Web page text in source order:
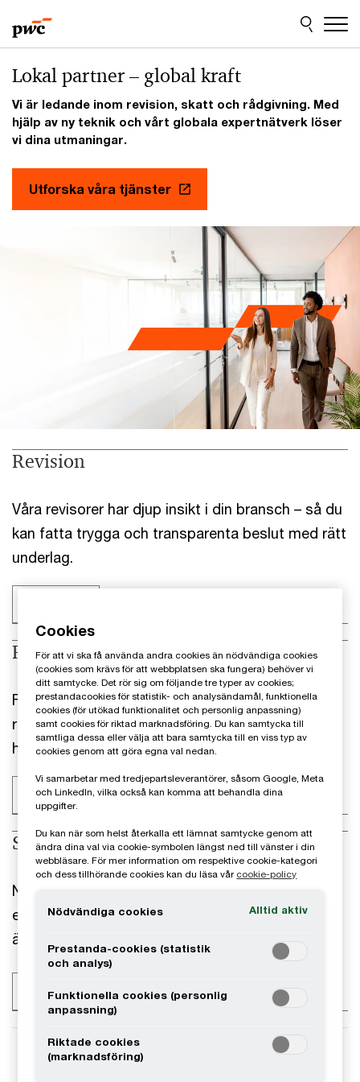
to
content
to
footer
Lokal partner – global kraft
Vi är ledande inom revision, skatt och rådgivning. Med
hjälp av ny teknik och vårt globala expertnätverk löser
vi dina utmaningar.
Utforska våra tjänster
Revision
Våra revisorer har djup insikt i din bransch – så du
kan fatta trygga och transparenta beslut med rätt
underlag.
Rådgivning
Från CO2-reducering till AI-optimering och
regelverk – vi samlar rätt kompetenser för att
hjälpa dig skapa effekt och värde.
Läs mer
Skatt
Navigera regelverken och stärk strategin. Våra
experter ger råd inom beskattning,
ägarförändringar och processer.
Läs mer
Cookies
För att vi ska få använda andra cookies än nödvändiga cookies
(cookies som krävs för att webbplatsen ska fungera) behöver vi
ditt samtycke. Det rör sig om följande tre typer av cookies;
prestandacookies för statistik- och analysändamål, funktionella
cookies (för utökad funktionalitet och personlig anpassning)
samt cookies för riktad marknadsföring. Du kan samtycka till
samtliga dessa eller välja att bara samtycka till en viss typ av
cookies genom att göra egna val nedan.
Vi samarbetar med tredjepartsleverantörer, såsom Google, Meta
och LinkedIn, vilka också kan komma att behandla dina
uppgifter.
Du kan när som helst återkalla ett lämnat samtycke genom att
ändra dina val via cookie-symbolen längst ned till vänster i din
webbläsare. För mer information om respektive cookie-kategori
och dess tillhörande cookies kan du läsa vår cookie-policy
Nödvändiga cookies Alltid aktiv
Prestanda-cookies (statistik
och analys)
Funktionella cookies (personlig
anpassning)
Riktade cookies
(marknadsföring)